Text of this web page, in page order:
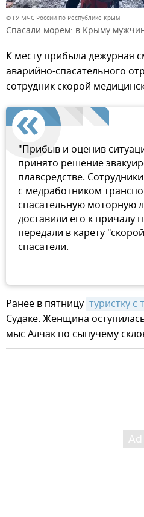
© ГУ МЧС России по Республике Крым
Спасали морем: в Крыму
К месту прибыла дежурная
аварийно-спасательного
сотрудник скорой
"Прибыв и оценив
принято решение
плавсредстве.
с медработником
спасательную моторную
доставили его к причалу
передали в карету
спасатели.
Ранее в пятницу туристку с
Судаке. Женщина
мыс Алчак по сыпучему